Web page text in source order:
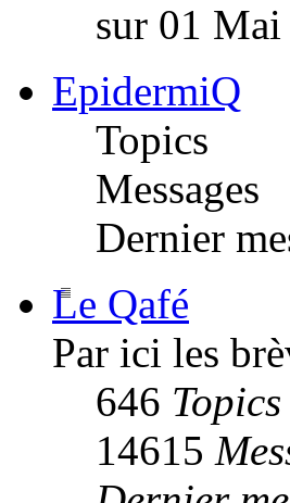
sur 01
EpidermiQ
Topics
Messages
Dernier
Le Qafé
Par ici les
646 Topics
14615